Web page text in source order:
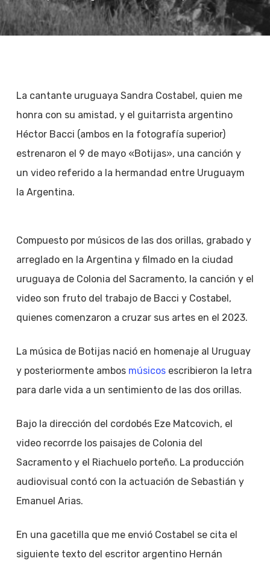
La cantante uruguaya Sandra Costabel, quien me
honra con su amistad, y el guitarrista argentino
Héctor Bacci (ambos en la fotografía superior)
estrenaron el 9 de mayo «Botijas», una canción y
un video referido a la hermandad entre Uruguaym
la Argentina.
Compuesto por músicos de las dos orillas, grabado y
arreglado en la Argentina y filmado en la ciudad
uruguaya de Colonia del Sacramento, la canción y el
video son fruto del trabajo de Bacci y Costabel,
quienes comenzaron a cruzar sus artes en el 2023.
La música de Botijas nació en homenaje al Uruguay
y posteriormente ambos músicosescribieron la letra
para darle vida a un sentimiento de las dos orillas.
Bajo la dirección del cordobés Eze Matcovich, el
video recorrde los paisajes de Colonia del
Sacramento y el Riachuelo porteño. La producción
audiovisual contó con la actuación de Sebastián y
Emanuel Arias.
En una gacetilla que me envió Costabel se cita el
siguiente texto del escritor argentino Hernán